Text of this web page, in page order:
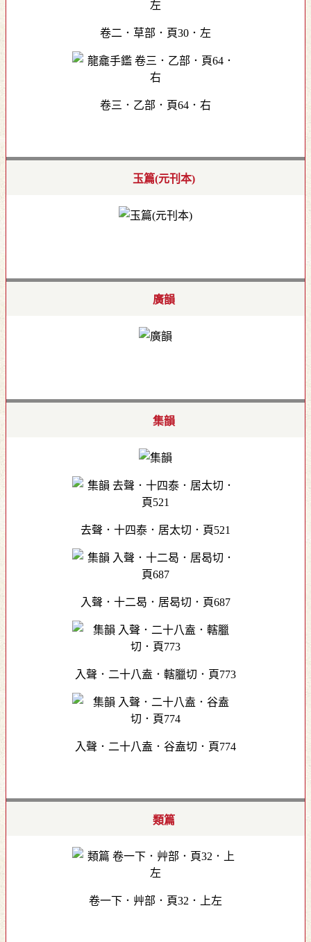
卷二．草部．頁30．左
卷三．乙部．頁64．右
玉篇(元刊本)
廣韻
集韻
去聲．十四泰．居太切．頁521
入聲．十二曷．居曷切．頁687
入聲．二十八盍．轄臘切．頁773
入聲．二十八盍．谷盍切．頁774
類篇
卷一下．艸部．頁32．上左